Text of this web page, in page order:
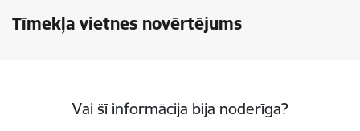
Tīmekļa vietnes novērtējums
Vai šī informācija bija noderīga?